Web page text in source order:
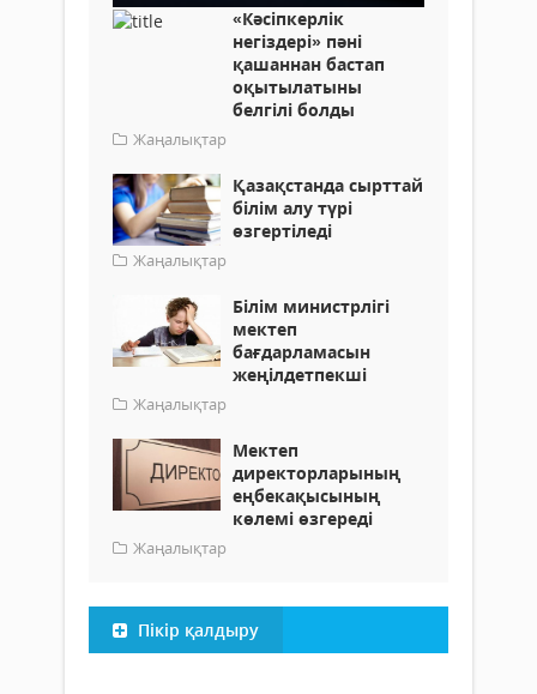
«Кәсіпкерлік
негіздері» пәні
қашаннан бастап
оқытылатыны
белгілі болды
Жаңалықтар
Қазақстанда сырттай
білім алу түрі
өзгертіледі
Жаңалықтар
Білім министрлігі
мектеп
бағдарламасын
жеңілдетпекші
Жаңалықтар
Мектеп
директорларының
еңбекақысының
көлемі өзгереді
Жаңалықтар
Пікір қалдыру